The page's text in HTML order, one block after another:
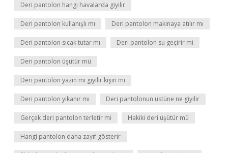
Deri pantolon hangi havalarda giyilir
Deri pantolon kullanışlı mı Deri pantolon makinaya atılır mı
Deri pantolon sıcak tutar mı Deri pantolon su geçirir mi
Deri pantolon üşütür mü
Deri pantolon yazın mı giyilir kışın mı
Deri pantolon yıkanır mı Deri pantolonun üstüne ne giyilir
Gerçek deri pantolon terletir mi Hakiki deri üşütür mü
Hangi pantolon daha zayıf gösterir